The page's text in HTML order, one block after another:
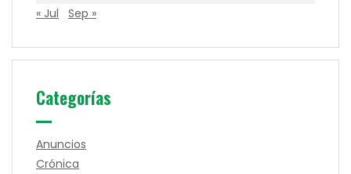
« Jul
Sep »
Categorías
Anuncios
Crónica